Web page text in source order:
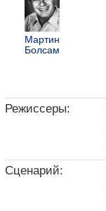
Мартин
Болсам
Режиссеры:
Сценарий: